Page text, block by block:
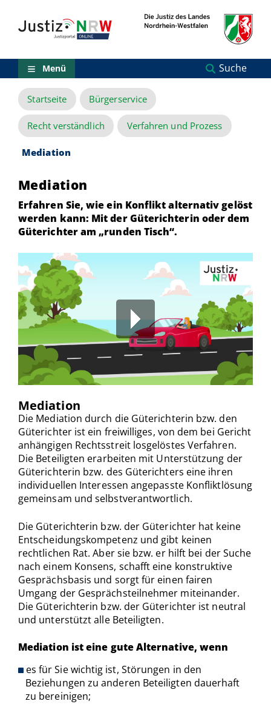
Inhalt
(Sprungmarken)
Menü
Zur
Suche
Zur
NRW-
Entscheidungssuche
Zur
Hauptnavigation
Inhalt
Zu
ausgewählten
Links
zu
Seiten
Menü Suche
Startseite Bürgerservice
Recht verständlich Verfahren und Prozess
Mediation
Mediation
Erfahren Sie, wie ein Konflikt alternativ gelöst
werden kann: Mit der Güterichterin oder dem
Güterichter am „runden Tisch“.
00:00 / 00:00
Mediation
Die Mediation durch die Güterichterin bzw. den
Güterichter ist ein freiwilliges, von dem bei Gericht
anhängigen Rechtsstreit losgelöstes Verfahren.
Die Beteiligten erarbeiten mit Unterstützung der
Güterichterin bzw. des Güterichters eine ihren
individuellen Interessen angepasste Konfliktlösung
gemeinsam und selbstverantwortlich.
Die Güterichterin bzw. der Güterichter hat keine
Entscheidungskompetenz und gibt keinen
rechtlichen Rat. Aber sie bzw. er hilft bei der Suche
nach einem Konsens, schafft eine konstruktive
Gesprächsbasis und sorgt für einen fairen
Umgang der Gesprächsteilnehmer miteinander.
Die Güterichterin bzw. der Güterichter ist neutral
und unterstützt alle Beteiligten.
Mediation ist eine gute Alternative, wenn
es für Sie wichtig ist, Störungen in den
Beziehungen zu anderen Beteiligten dauerhaft
zu bereinigen;